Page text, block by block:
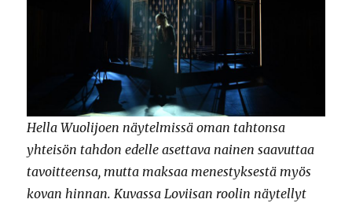
Hella Wuolijoen näytelmissä oman tahtonsa
yhteisön tahdon edelle asettava nainen saavuttaa
tavoitteensa, mutta maksaa menestyksestä myös
kovan hinnan. Kuvassa Loviisan roolin näytellyt